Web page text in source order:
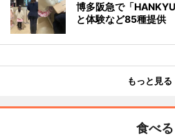
博多阪急で「
と体験など85種提供
もっと見る
食べる